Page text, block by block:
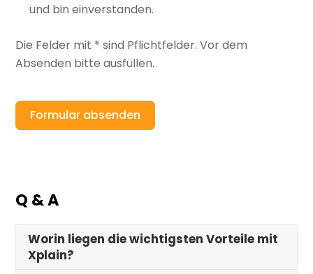
und bin einverstanden.
Die Felder mit * sind Pflichtfelder. Vor dem
Absenden bitte ausfüllen.
Formular absenden
Q & A
Worin liegen die wichtigsten Vorteile mit
Xplain?